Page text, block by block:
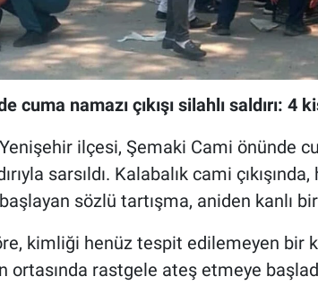
cuma namazı çıkışı silahlı saldırı: 4
Yenişehir ilçesi, Şemaki Cami önünde
sarsıldı. Kalabalık cami
başlayan sözlü tartışma, aniden kanlı
kimliği henüz tespit edilemeyen bir
ortasında rastgele ateş etmeye